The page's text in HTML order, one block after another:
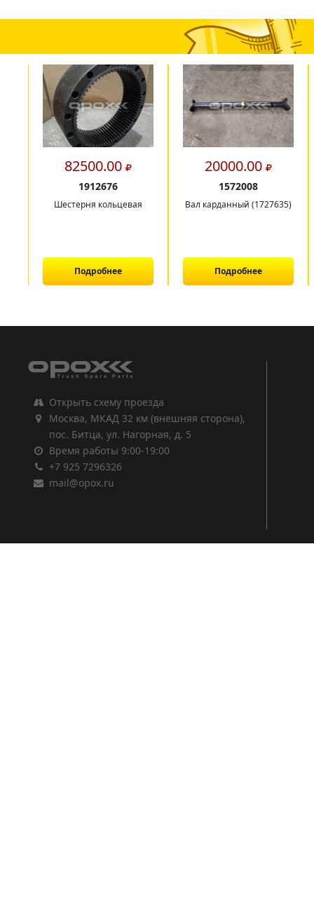
82500.00
1912676
Шестерня кольцевая
Подробнее
20000.00
1572008
Вал карданный (1727635)
Подробнее
Открыть схему проезда
Москва, МКАД 32 км (внешняя сторона),
пос. Битца, ул. Нагорная, д. 5
Время работы 9:00-19:00
+7 925 7296326
mail@opox.ru